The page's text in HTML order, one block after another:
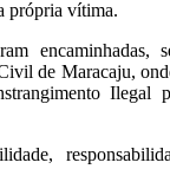
própria vítima.
encaminhadas,
de Maracaju,
Ilegal